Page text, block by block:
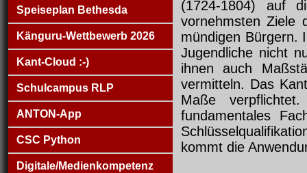
Speiseplan Bethesda
Känguru-Wettbewerb 2026
Kant-Cloud :-)
Schulcampus RLP
ANTON-App
CSC Python
Digitale/Medienkompetenz
(1724-1804) auf
vornehmsten Ziele
mündigen Bürgern.
Jugendliche nicht
ihnen auch
vermitteln. Das
Maße
fundamentales
kommt die